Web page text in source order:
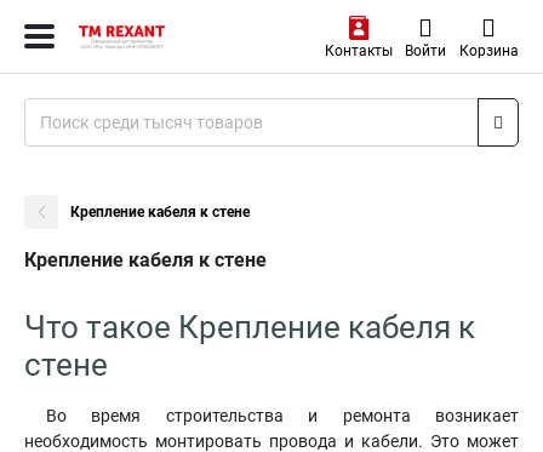
Контакты Войти Корзина
Крепление кабеля к стене
Крепление кабеля к стене
Что такое Крепление кабеля к
стене
Во время строительства и ремонта возникает
необходимость монтировать провода и кабели. Это может